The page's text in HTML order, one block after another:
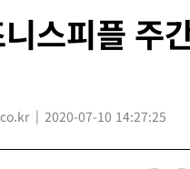
스피플 주
2020-07-10 14:27:25